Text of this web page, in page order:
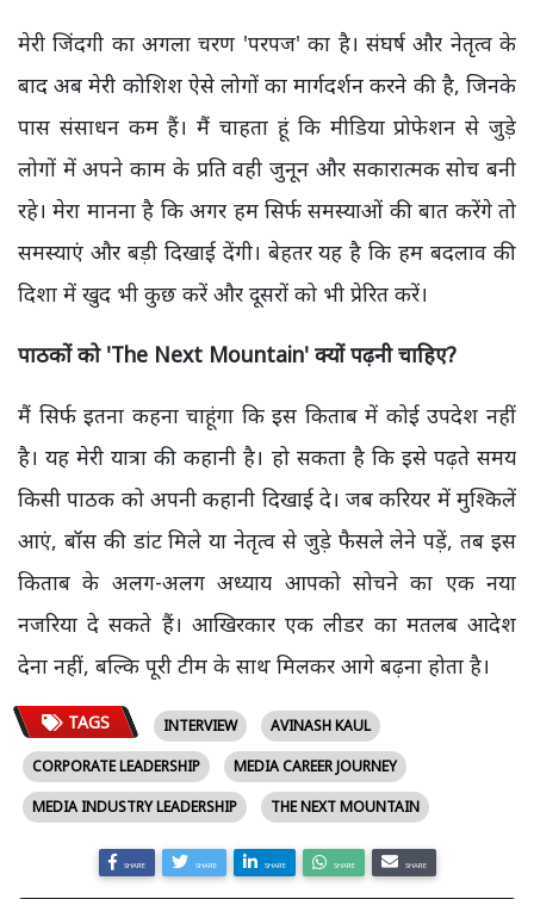
मेरी जिंदगी का अगला चरण 'परपज' का है। संघर्ष और नेतृत्व के
बाद अब मेरी कोशिश ऐसे लोगों का मार्गदर्शन करने की है, जिनके
पास संसाधन कम हैं। मैं चाहता हूं कि मीडिया प्रोफेशन से जुड़े
लोगों में अपने काम के प्रति वही जुनून और सकारात्मक सोच बनी
रहे। मेरा मानना है कि अगर हम सिर्फ समस्याओं की बात करेंगे तो
समस्याएं और बड़ी दिखाई देंगी। बेहतर यह है कि हम बदलाव की
दिशा में खुद भी कुछ करें और दूसरों को भी प्रेरित करें।
पाठकों को 'The Next Mountain' क्यों पढ़नी चाहिए?
मैं सिर्फ इतना कहना चाहूंगा कि इस किताब में कोई उपदेश नहीं
है। यह मेरी यात्रा की कहानी है। हो सकता है कि इसे पढ़ते समय
किसी पाठक को अपनी कहानी दिखाई दे। जब करियर में मुश्किलें
आएं, बॉस की डांट मिले या नेतृत्व से जुड़े फैसले लेने पड़ें, तब इस
किताब के अलग-अलग अध्याय आपको सोचने का एक नया
नजरिया दे सकते हैं। आखिरकार एक लीडर का मतलब आदेश
देना नहीं, बल्कि पूरी टीम के साथ मिलकर आगे बढ़ना होता है।
TAGS INTERVIEW
AVINASH KAUL
CORPORATE LEADERSHIP
MEDIA CAREER JOURNEY
MEDIA INDUSTRY LEADERSHIP
THE NEXT MOUNTAIN
SHARE SHARE SHARE SHARE SHARE